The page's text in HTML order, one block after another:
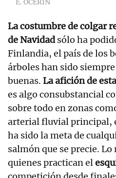
La costumbre de colgar
de Navidadsólo ha
Finlandia, el país de los
árboles han sido
buenas. La afición de
es algo consubstancial
sobre todo en zonas
arterial fluvial principal,
ha sido la meta de
salmón que se precie.
quienes practican el